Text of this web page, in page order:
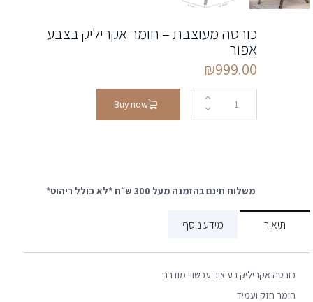
כורסה מעוצבת – חומר אקריליק בצבע
אפור
₪999.00
Buy now
משלוח חינם בהזמנה מעל 300 ש״ח *לא כולל ריהוט*
תיאור מידע נוסף
כורסה אקריליק בעיצוב עכשווי מודרני
חומר חזק ועמיד